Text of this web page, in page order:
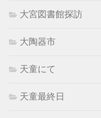
大宮図書館探訪
大陶器市
天童にて
天童最終日